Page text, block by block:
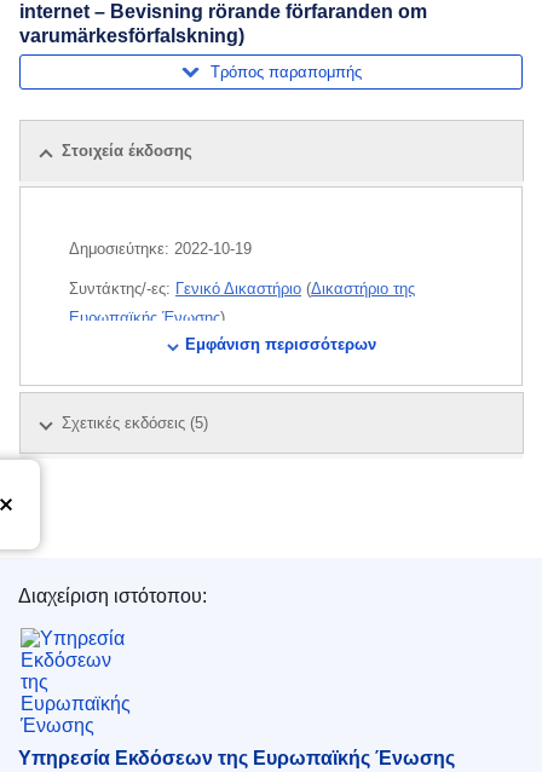
internet – Bevisning rörande förfaranden om
varumärkesförfalskning)
Τρόπος παραπομπής
Στοιχεία έκδοσης
Σχετικές εκδόσεις (5)
Δημοσιεύτηκε: 2022-10-19
Συντάκτης/-ες: Γενικό Δικαστήριο (Δικαστήριο της
Ευρωπαϊκής Ένωσης)
Εμφάνιση περισσότερων
Υπηρεσία Εκδόσεων της Ευρωπαϊκής Ένωσης
Διαχείριση ιστότοπου:
Υπηρεσία Εκδόσεων της Ευρωπαϊκής Ένωσης